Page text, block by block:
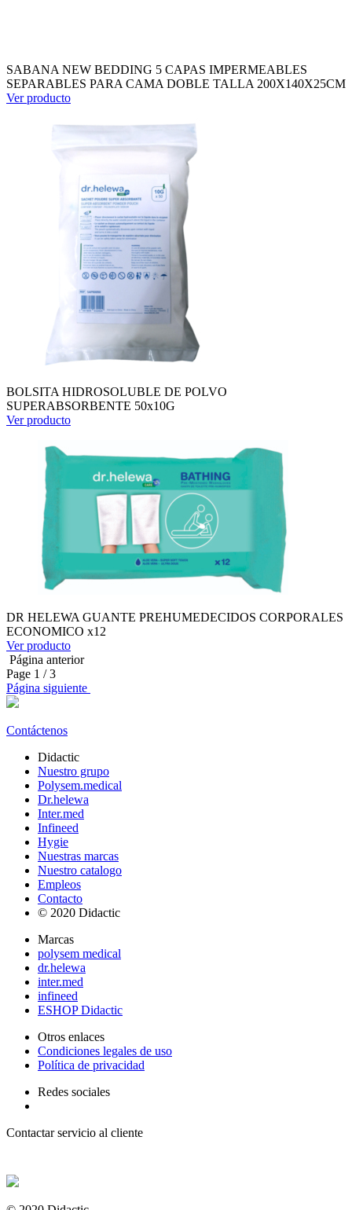
SABANA NEW BEDDING 5 CAPAS IMPERMEABLES
SEPARABLES PARA CAMA DOBLE TALLA 200X140X25CM
Ver producto
BOLSITA HIDROSOLUBLE DE POLVO
SUPERABSORBENTE 50x10G
Ver producto
DR HELEWA GUANTE PREHUMEDECIDOS CORPORALES
ECONOMICO x12
Ver producto
Página anterior
Page 1 / 3
Página siguiente
Contáctenos
Didactic
Nuestro grupo
Polysem.medical
Dr.helewa
Inter.med
Infineed
Hygie
Nuestras marcas
Nuestro catalogo
Empleos
Contacto
© 2020 Didactic
Marcas
polysem medical
dr.helewa
inter.med
infineed
ESHOP Didactic
Otros enlaces
Condiciones legales de uso
Política de privacidad
Redes sociales
Contactar servicio al cliente